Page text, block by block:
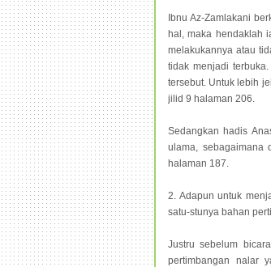
Ibnu Az-Zamlakani
hal, maka hendaklah
melakukannya atau
tidak menjadi
tersebut. Untuk lebih
jilid 9 halaman 206.
Sedangkan hadis
ulama, sebagaimana
halaman 187.
2. Adapun untuk
satu-stunya bahan
Justru sebelum
pertimbangan nalar